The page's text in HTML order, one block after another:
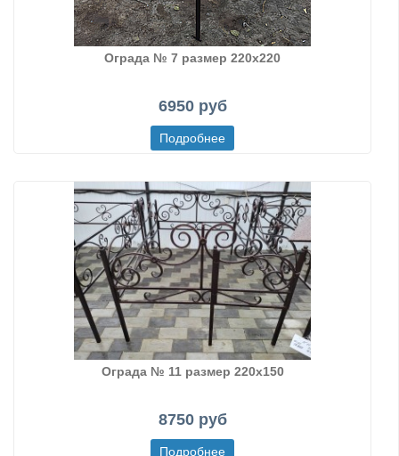
Ограда № 7 размер 220х220
6950 руб
Ограда № 11 размер 220х150
8750 руб